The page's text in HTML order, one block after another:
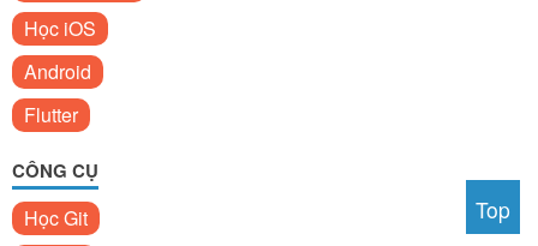
Học iOS
Android
Flutter
CÔNG CỤ
Học Git Top